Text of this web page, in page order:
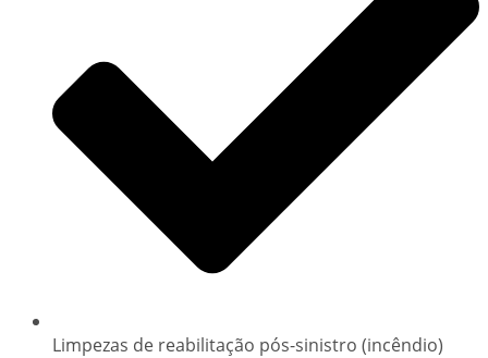
Limpezas de reabilitação pós-sinistro (incêndio)